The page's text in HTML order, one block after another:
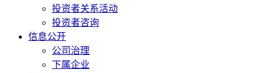
投资者关系活动
投资者咨询
信息公开
公司治理
下属企业